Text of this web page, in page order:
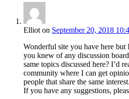
Ellioton September 20, 2018
Wonderful site you have here
you knew of any discussion
same topics discussed here? I’d
community where I can get
people that share the same interest.
If you have any suggestions,